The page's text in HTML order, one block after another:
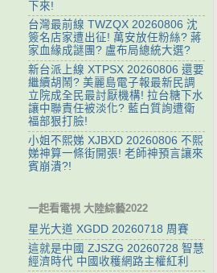
下來!
台灣最前線 TWZQX 20260806 沈
簽名店家遭出征! 萬安放任粉絲? 蔣
家血緣成謎團? 盧布局總統大選?
新台派上線 XTPSX 20260806 還要
繼續胡鬧? 美麗島電子報最新民調
立院成全民最討厭機構! 拉台糖下水
讓中聯責任被淡化? 藍白質詢遭衛
福部狠打臉!
小姐不熙娣 XJBXD 20260806 不熙
娣神算一條街開張! 老師神預言讓來
賓崩潰?!
一起看電視 大陸綜藝2022
星光大道 XGDD 20260718 周賽
這就是中國 ZJSZG 20260728 智慧
經濟時代 中國收穫網路主權紅利